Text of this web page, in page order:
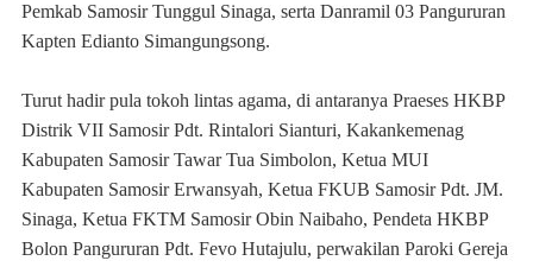
Pemkab Samosir Tunggul Sinaga, serta Danramil 03 Pangururan
Kapten Edianto Simangungsong.
Turut hadir pula tokoh lintas agama, di antaranya Praeses HKBP
Distrik VII Samosir Pdt. Rintalori Sianturi, Kakankemenag
Kabupaten Samosir Tawar Tua Simbolon, Ketua MUI
Kabupaten Samosir Erwansyah, Ketua FKUB Samosir Pdt. JM.
Sinaga, Ketua FKTM Samosir Obin Naibaho, Pendeta HKBP
Bolon Pangururan Pdt. Fevo Hutajulu, perwakilan Paroki Gereja